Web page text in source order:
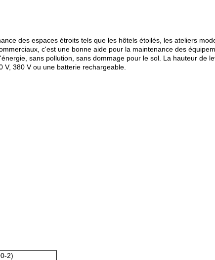
des espaces étroits tels que les hôtels étoilés, les ateliers
c'est une bonne aide pour la maintenance des
sans pollution, sans dommage pour le sol. La hauteur de
380 V ou une batterie rechargeable.
2)